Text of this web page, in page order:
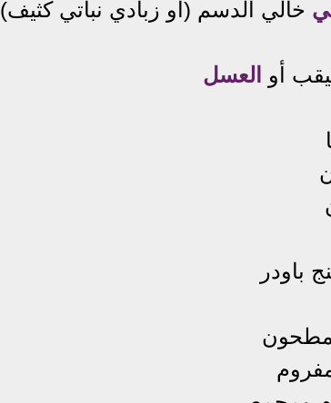
خالي الدسم (أو زبادي نباتي كثيف)
العسل